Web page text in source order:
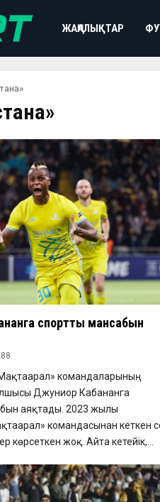
ЖАҢАЛЫҚТАР
спорттық мансабын
командаларының
Джуниор Кабананга
аяқтады. 2023 жылы
командасынан кеткен
көрсеткен жоқ. Айта кетейік,...